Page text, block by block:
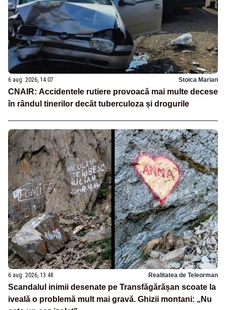
6 aug. 2026, 14:07 Stoica Marian
CNAIR: Accidentele rutiere provoacă mai multe decese
în rândul tinerilor decât tuberculoza și drogurile
6 aug. 2026, 13:48 Realitatea de Teleorman
Scandalul inimii desenate pe Transfăgărășan scoate la
iveală o problemă mult mai gravă. Ghizii montani: „Nu